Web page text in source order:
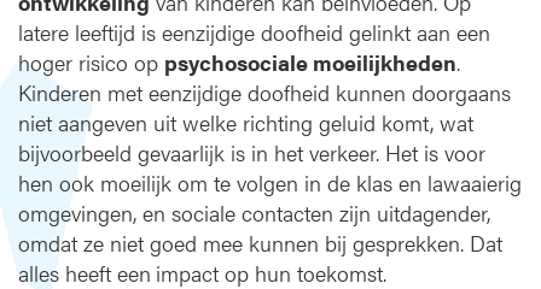
d
e
r
e
n
latere leeftijd is eenzijdige doofheid gelinkt aan een
hoger risico op psychosociale moeilijkheden.
Kinderen met eenzijdige doofheid kunnen doorgaans
niet aangeven uit welke richting geluid komt, wat
bijvoorbeeld gevaarlijk is in het verkeer. Het is voor
hen ook moeilijk om te volgen in de klas en lawaaierig
omgevingen, en sociale contacten zijn uitdagender,
omdat ze niet goed mee kunnen bij gesprekken. Dat
alles heeft een impact op hun toekomst.